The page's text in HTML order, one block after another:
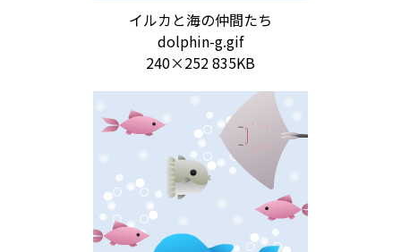
イルカと海の仲間たち
dolphin-g.gif
240×252 835KB